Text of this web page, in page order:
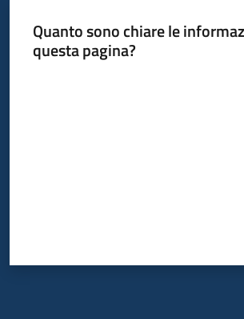
Quanto sono chiare le
questa pagina?